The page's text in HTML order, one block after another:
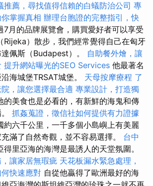
推薦，尋找值得信賴的白蟻防治公司 專
掌握真相 辦理台胞證的完整指引，快
7月的品牌展覽會，購買愛好者可以享受
Rijeka）散步，我們經常覺得自己在匈牙
佩斯（Budapest）。 自助餐外燴，讓
提升網站曝光的SEO Services 他最著名
海城堡TRSAT城堡。 天母按摩療程 了
，讓您選擇最合適 專業設計，打造獨
的美食也是必看的，有新鮮的海鬼和傳
抓姦蒐證，徵信社如何提供有力證據
約六千公里，一千多個小島嶼上有美麗
滿了自然奇觀，並不容易選擇。 台中
得里亞海的海灣是最誘人的天堂氛圍。
讓家居無瑕疵 天花板漏水緊急處理，
快速應對 自從他贏得了歐洲最好的海